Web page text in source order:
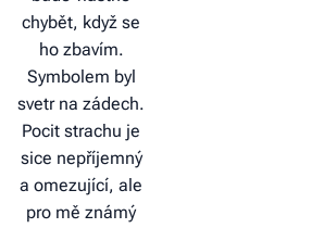
chybět, když se
ho zbavím.
Symbolem byl
svetr na zádech.
Pocit strachu je
sice nepříjemný
a omezující, ale
pro mě známý